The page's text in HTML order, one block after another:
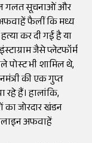
गलत सूचनाओं और
फैलीं कि मध्य
कर दी गई है या
जैसे प्लेटफॉर्म
पोस्ट भी शामिल थे,
की एक गुप्त
रहे हैं। हालांकि,
का जोरदार खंडन
अफवाहें